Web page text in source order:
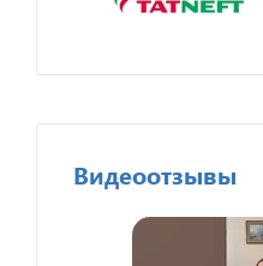
Видеоотзывы